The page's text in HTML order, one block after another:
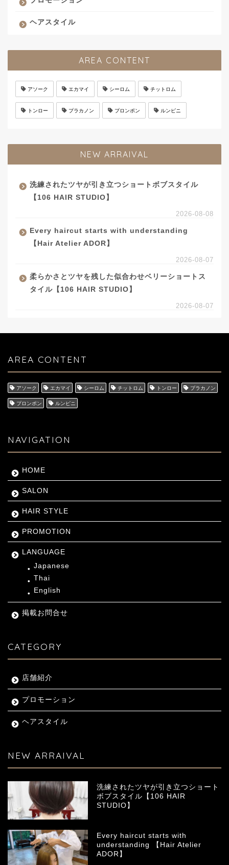
ヘアスタイル
AREA CONTENT
アソーク エカマイ シーロム チットロム
トンロー プラカノン プロンポン ルンピニ
NEW ARRAIVAL
洗練されたツヤが引き立つショートボブスタイル
【106 HAIR STUDIO】
2026-08-08
Every haircut starts with understanding
【Hair Atelier ADOR】
2026-08-07
柔らかさとツヤを残した似合わせベリーショートス
タイル【106 HAIR STUDIO】
2026-08-07
AREA CONTENT
アソーク エカマイ シーロム チットロム トンロー プラカノン
プロンポン ルンピニ
NAVIGATION
HOME
SALON
HAIR STYLE
PROMOTION
LANGUAGE
Japanese
Thai
English
掲載お問合せ
CATEGORY
店舗紹介
プロモーション
ヘアスタイル
NEW ARRAIVAL
洗練されたツヤが引き立つショート
ボブスタイル【106 HAIR
STUDIO】
Every haircut starts with
understanding 【Hair Atelier
ADOR】